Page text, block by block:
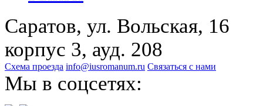
Саратов, ул. Вольская, 16
корпус 3, ауд. 208
Схема проезда info@iusromanum.ru Связаться с нами
Мы в соцсетях: